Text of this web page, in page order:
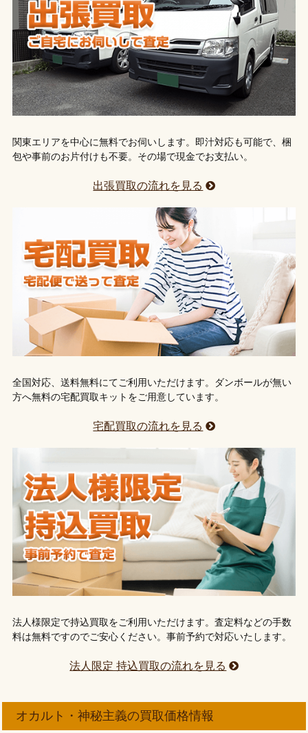
関東エリアを中心に無料でお伺いします。即汁対応も可能で、梱
包や事前のお片付けも不要。その場で現金でお支払い。
出張買取の流れを見る
全国対応、送料無料にてご利用いただけます。ダンボールが無い
方へ無料の宅配買取キットをご用意しています。
宅配買取の流れを見る
法人様限定で持込買取をご利用いただけます。査定料などの手数
料は無料ですのでご安心ください。事前予約で対応いたします。
法人限定 持込買取の流れを見る
オカルト・神秘主義の買取価格情報